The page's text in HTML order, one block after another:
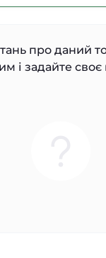
про даний
і задайте своє